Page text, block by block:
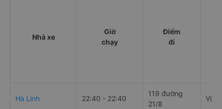
Nhà xe
Giờ
chạy
Điểm
đi
Hà Linh 22:40 - 22:40
119 đường
21/8
Vị